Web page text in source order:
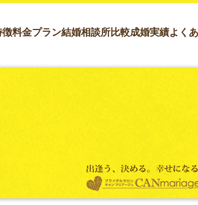
徴料金プラン結婚相談所比較成婚実績よく